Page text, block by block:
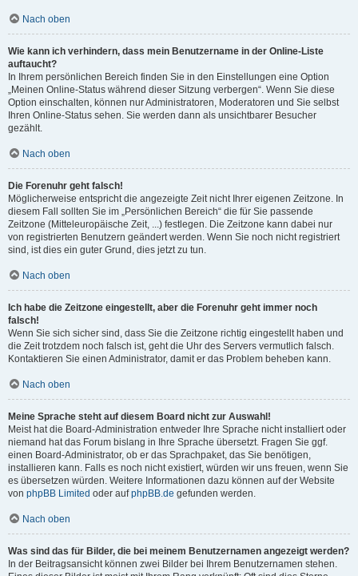
Nach oben
Wie kann ich verhindern, dass mein Benutzername in der Online-Liste
auftaucht?
In Ihrem persönlichen Bereich finden Sie in den Einstellungen eine Option
„Meinen Online-Status während dieser Sitzung verbergen“. Wenn Sie diese
Option einschalten, können nur Administratoren, Moderatoren und Sie selbst
Ihren Online-Status sehen. Sie werden dann als unsichtbarer Besucher
gezählt.
Nach oben
Die Forenuhr geht falsch!
Möglicherweise entspricht die angezeigte Zeit nicht Ihrer eigenen Zeitzone. In
diesem Fall sollten Sie im „Persönlichen Bereich“ die für Sie passende
Zeitzone (Mitteleuropäische Zeit, ...) festlegen. Die Zeitzone kann dabei nur
von registrierten Benutzern geändert werden. Wenn Sie noch nicht registriert
sind, ist dies ein guter Grund, dies jetzt zu tun.
Nach oben
Ich habe die Zeitzone eingestellt, aber die Forenuhr geht immer noch
falsch!
Wenn Sie sich sicher sind, dass Sie die Zeitzone richtig eingestellt haben und
die Zeit trotzdem noch falsch ist, geht die Uhr des Servers vermutlich falsch.
Kontaktieren Sie einen Administrator, damit er das Problem beheben kann.
Nach oben
Meine Sprache steht auf diesem Board nicht zur Auswahl!
Meist hat die Board-Administration entweder Ihre Sprache nicht installiert oder
niemand hat das Forum bislang in Ihre Sprache übersetzt. Fragen Sie ggf.
einen Board-Administrator, ob er das Sprachpaket, das Sie benötigen,
installieren kann. Falls es noch nicht existiert, würden wir uns freuen, wenn Sie
es übersetzen würden. Weitere Informationen dazu können auf der Website
von phpBB Limited oder aufphpBB.de gefunden werden.
Nach oben
Was sind das für Bilder, die bei meinem Benutzernamen angezeigt werden?
In der Beitragsansicht können zwei Bilder bei Ihrem Benutzernamen stehen.